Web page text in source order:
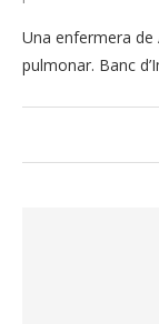
Una enfermera de
pulmonar. Banc